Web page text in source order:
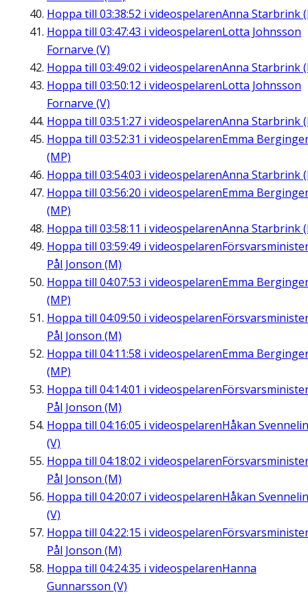
Hoppa till 03:38:52 i videospelarenAnna Starbrink
Hoppa till 03:47:43 i videospelarenLotta Johnsson
Fornarve (V)
Hoppa till 03:49:02 i videospelarenAnna Starbrink
Hoppa till 03:50:12 i videospelarenLotta Johnsson
Fornarve (V)
Hoppa till 03:51:27 i videospelarenAnna Starbrink
Hoppa till 03:52:31 i videospelarenEmma
(MP)
Hoppa till 03:54:03 i videospelarenAnna Starbrink
Hoppa till 03:56:20 i videospelarenEmma
(MP)
Hoppa till 03:58:11 i videospelarenAnna Starbrink
Hoppa till 03:59:49 i videospelaren
Pål Jonson (M)
Hoppa till 04:07:53 i videospelarenEmma
(MP)
Hoppa till 04:09:50 i videospelaren
Pål Jonson (M)
Hoppa till 04:11:58 i videospelarenEmma
(MP)
Hoppa till 04:14:01 i videospelaren
Pål Jonson (M)
Hoppa till 04:16:05 i videospelarenHåkan
(V)
Hoppa till 04:18:02 i videospelaren
Pål Jonson (M)
Hoppa till 04:20:07 i videospelarenHåkan
(V)
Hoppa till 04:22:15 i videospelaren
Pål Jonson (M)
Hoppa till 04:24:35 i videospelarenHanna
Gunnarsson (V)